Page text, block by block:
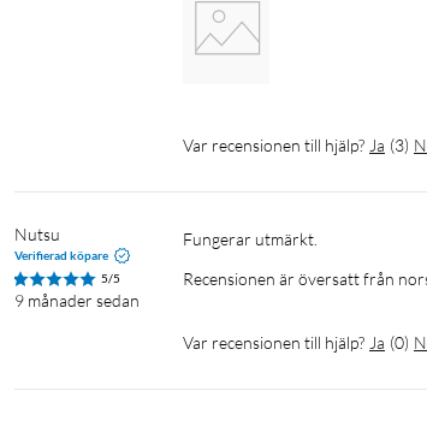
Var recensionen till hjälp? Ja (3)
Nutsu
Verifierad köpare
5/5
9 månader sedan
Fungerar utmärkt.
Recensionen är översatt från
Var recensionen till hjälp? Ja (0)